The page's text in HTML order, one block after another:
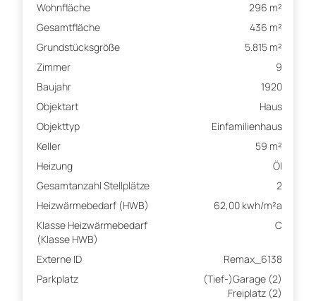
Wohnfläche
296 m²
Gesamtfläche
436 m²
Grundstücksgröße
5.815 m²
Zimmer
9
Baujahr
1920
Objektart
Haus
Objekttyp
Einfamilienhaus
Keller
59 m²
Heizung
Öl
Gesamtanzahl Stellplätze
2
Heizwärmebedarf (HWB)
62,00 kwh/m²a
Klasse Heizwärmebedarf
(Klasse HWB)
C
Externe ID
Remax_6138
Parkplatz
(Tief-)Garage (2)
Freiplatz (2)